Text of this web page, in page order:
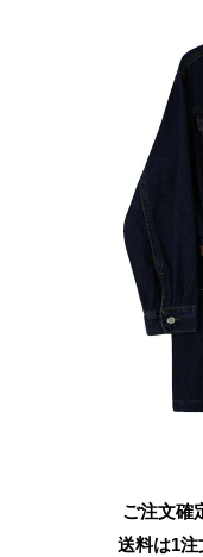
ご注文確
送料は1注